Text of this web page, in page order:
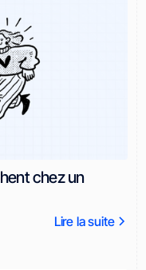
chez un
Lire la suite